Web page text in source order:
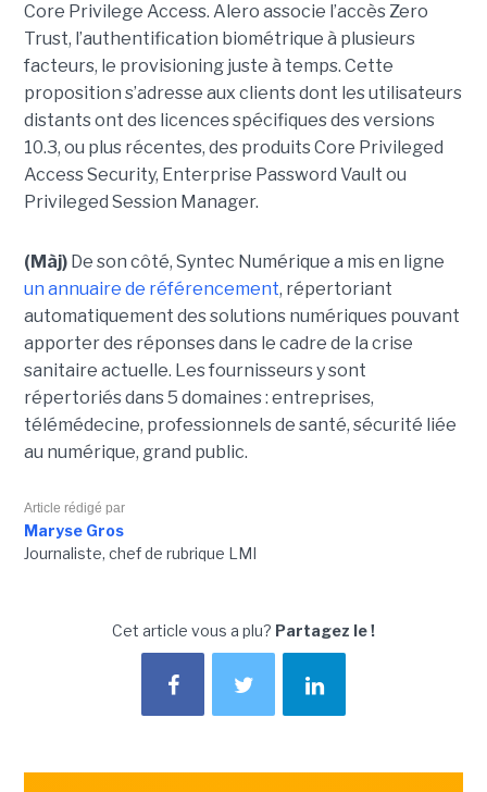
Core Privilege Access. Alero associe l’accès Zero
Trust, l’authentification biométrique à plusieurs
facteurs, le provisioning juste à temps. Cette
proposition s’adresse aux clients dont les utilisateurs
distants ont des licences spécifiques des versions
10.3, ou plus récentes, des produits Core Privileged
Access Security, Enterprise Password Vault ou
Privileged Session Manager.
(Màj)De son côté, Syntec Numérique a mis en ligne
un annuaire de référencement, répertoriant
automatiquement des solutions numériques pouvant
apporter des réponses dans le cadre de la crise
sanitaire actuelle. Les fournisseurs y sont
répertoriés dans 5 domaines : entreprises,
télémédecine, professionnels de santé, sécurité liée
au numérique, grand public.
Article rédigé par
Maryse Gros
Journaliste, chef de rubrique LMI
Cet article vous a plu? Partagez le !